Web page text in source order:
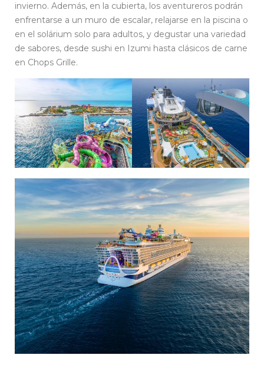
invierno. Además, en la cubierta, los aventureros podrán
enfrentarse a un muro de escalar, relajarse en la piscina o
en el solárium solo para adultos, y degustar una variedad
de sabores, desde sushi en Izumi hasta clásicos de carne
en Chops Grille.